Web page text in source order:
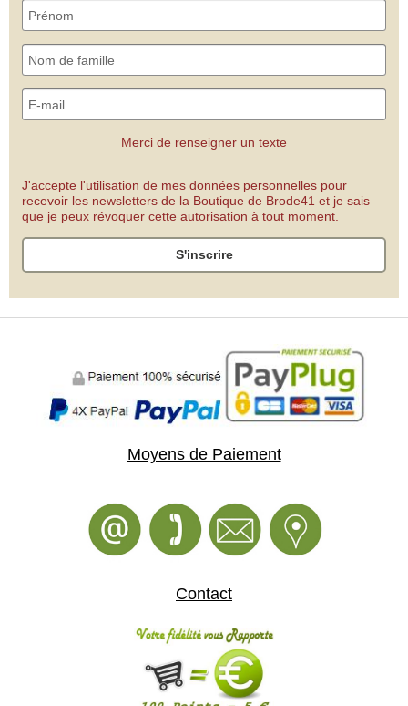
Merci de renseigner un texte
J'accepte l'utilisation de mes données personnelles pour
recevoir les newsletters de la Boutique de Brode41 et je sais
que je peux révoquer cette autorisation à tout moment.
S'inscrire
Moyens de Paiement
Contact